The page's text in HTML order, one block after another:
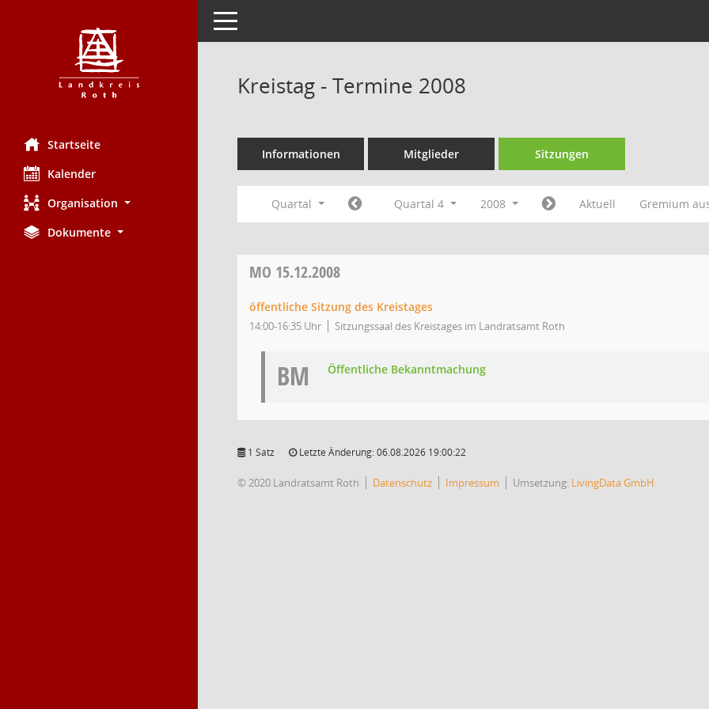
Startseite
Kalender
Organisation
Dokumente
Toggle navigation
Kreistag - Termine 2008
Informationen Mitglieder Sitzungen
Quartal Quartal 4 2008 Aktuell Gremium
MO 15.12.2008
öffentliche Sitzung des Kreistages
14:00-16:35 Uhr Sitzungssaal des Kreistages im Landratsamt Roth
BM Öffentliche Bekanntmachung
1 Satz Letzte Änderung: 06.08.2026 19:00:22
© 2020 Landratsamt Roth Datenschutz Impressum Umsetzung: LivingData GmbH